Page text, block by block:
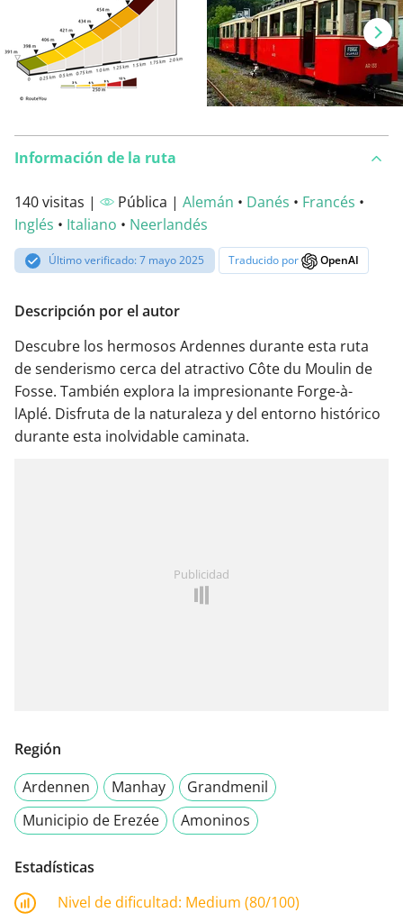
Información de la ruta
140 visitas | Pública | Alemán • Danés • Francés •
Inglés • Italiano • Neerlandés
Último verificado: 7 mayo 2025 Traducido por OpenAI
Descripción por el autor
Descubre los hermosos Ardennes durante esta ruta
de senderismo cerca del atractivo Côte du Moulin de
Fosse. También explora la impresionante Forge-à-
lAplé. Disfruta de la naturaleza y del entorno histórico
durante esta inolvidable caminata.
Publicidad
Región
Ardennen
Manhay
Grandmenil
Municipio de Erezée
Amoninos
Estadísticas
Nivel de dificultad: Medium (80/100)